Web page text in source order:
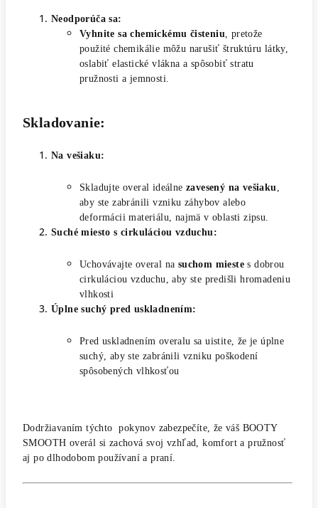
Neodporúča sa:
Vyhnite sa chemickému čisteniu , pretože
použité chemikálie môžu narušiť štruktúru látky,
oslabiť elastické vlákna a spôsobiť stratu
pružnosti a jemnosti.
Skladovanie:
Na vešiaku:
Skladujte overal ideálne zavesený na vešiaku
aby ste zabránili vzniku záhybov alebo
deformácii materiálu, najmä v oblasti zipsu.
Suché miesto s cirkuláciou vzduchu:
Uchovávajte overal na suchom mieste s dobrou
cirkuláciou vzduchu, aby ste predišli hromadeniu
vlhkosti
Úplne suchý pred uskladnením:
Pred uskladnením overalu sa uistite, že je úplne
suchý, aby ste zabránili vzniku poškodení
spôsobených vlhkosťou
Dodržiavaním týchto pokynov zabezpečíte, že váš BOOTY
SMOOTH overál si zachová svoj vzhľad, komfort a pružnosť
aj po dlhodobom používaní a praní.